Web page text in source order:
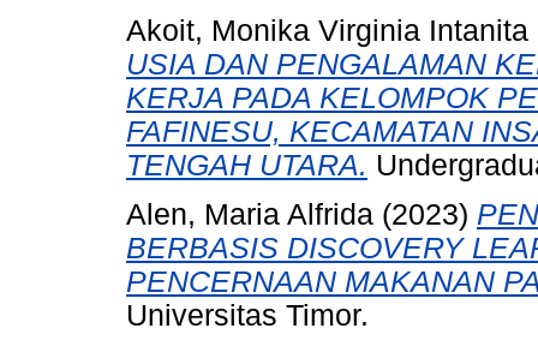
Akoit, Monika Virginia Intanita
USIA DAN PENGALAMAN
KERJA PADA KELOMPOK
FAFINESU, KECAMATAN
TENGAH UTARA.
Alen, Maria Alfrida (2023)
BERBASIS DISCOVERY
PENCERNAAN MAKANAN
Universitas Timor.